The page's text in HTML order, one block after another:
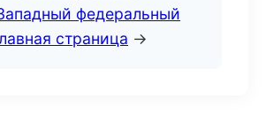
федеральный
страница →